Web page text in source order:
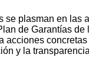
se plasman en las
de Garantías
acciones
y la